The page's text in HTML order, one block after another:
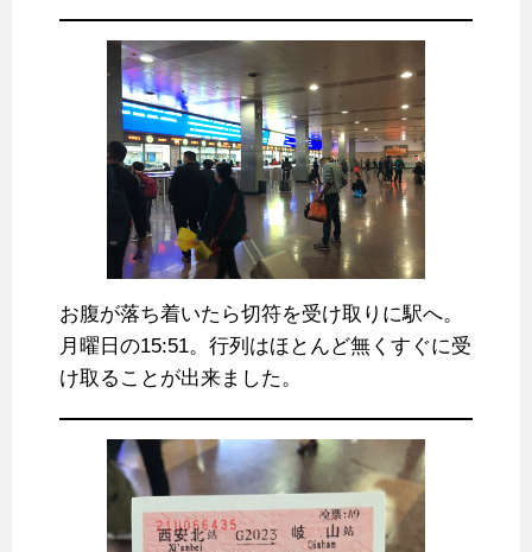
お腹が落ち着いたら切符を受け取りに駅へ。
月曜日の15:51。行列はほとんど無くすぐに受
け取ることが出来ました。